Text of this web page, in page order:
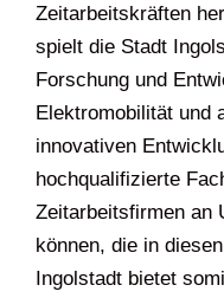
Zeitarbeitskräften
spielt die Stadt
Forschung und
Elektromobilität und
innovativen
hochqualifizierte
Zeitarbeitsfirmen an
können, die in
Ingolstadt bietet